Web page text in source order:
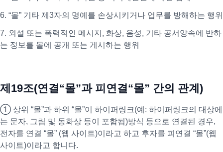
6. “몰” 기타 제3자의 명예를 손상시키거나 업무를 방해하는 행위
7. 외설 또는 폭력적인 메시지, 화상, 음성, 기타 공서양속에 반하
는 정보를 몰에 공개 또는 게시하는 행위
제19조(연결“몰”과 피연결“몰” 간의 관계)
① 상위 “몰”과 하위 “몰”이 하이퍼링크(예: 하이퍼링크의 대상에
는 문자, 그림 및 동화상 등이 포함됨)방식 등으로 연결된 경우,
전자를 연결 “몰” (웹 사이트)이라고 하고 후자를 피연결 “몰”(웹
사이트)이라고 합니다.